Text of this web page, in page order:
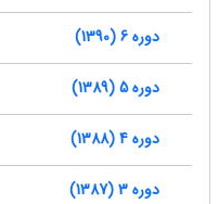
دوره 6 (1390)
دوره 5 (1389)
دوره 4 (1388)
دوره 3 (1387)